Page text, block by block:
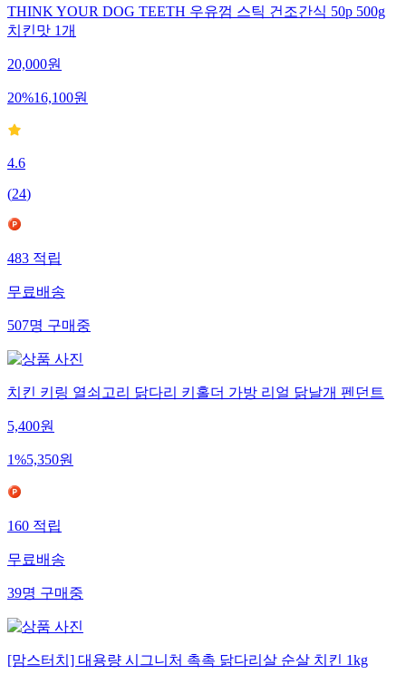
THINK YOUR DOG TEETH 우유껌 스틱 건조간식 50p 500g
치킨맛 1개
20,000원
20%16,100원
4.6
(24)
483적립
무료배송
507명구매중
치킨 키링 열쇠고리 닭다리 키홀더 가방 리얼 닭날개 펜던트
5,400원
1%5,350원
160적립
무료배송
39명구매중
[맘스터치] 대용량 시그니처 촉촉 닭다리살 순살 치킨 1kg